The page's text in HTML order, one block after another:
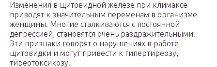
Изменения в щитовидной железе при климаксе
приводят к значительным переменам в организме
женщины. Многие сталкиваются с постоянной
депрессией, становятся очень раздражительными.
Эти признаки говорят о нарушениях в работе
щитовидки и могут привести к гипертиреозу,
тиреотоксикозу.